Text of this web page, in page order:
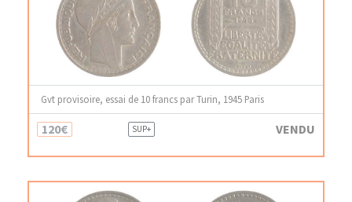
Gvt provisoire, essai de 10 francs par Turin, 1945 Paris
120€ SUP+ VENDU